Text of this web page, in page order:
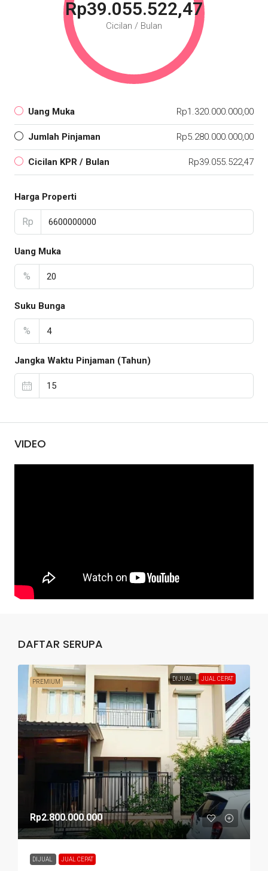
Rp39.055.522,47
Cicilan / Bulan
Uang Muka Rp1.320.000.000,00
Jumlah Pinjaman Rp5.280.000.000,00
Cicilan KPR / Bulan Rp39.055.522,47
Harga Properti
Rp
Uang Muka
%
Suku Bunga
%
Jangka Waktu Pinjaman (Tahun)
VIDEO
DAFTAR SERUPA
PREMIUM DIJUAL JUAL CEPAT
Rp2.800.000.000
DIJUAL JUAL CEPAT